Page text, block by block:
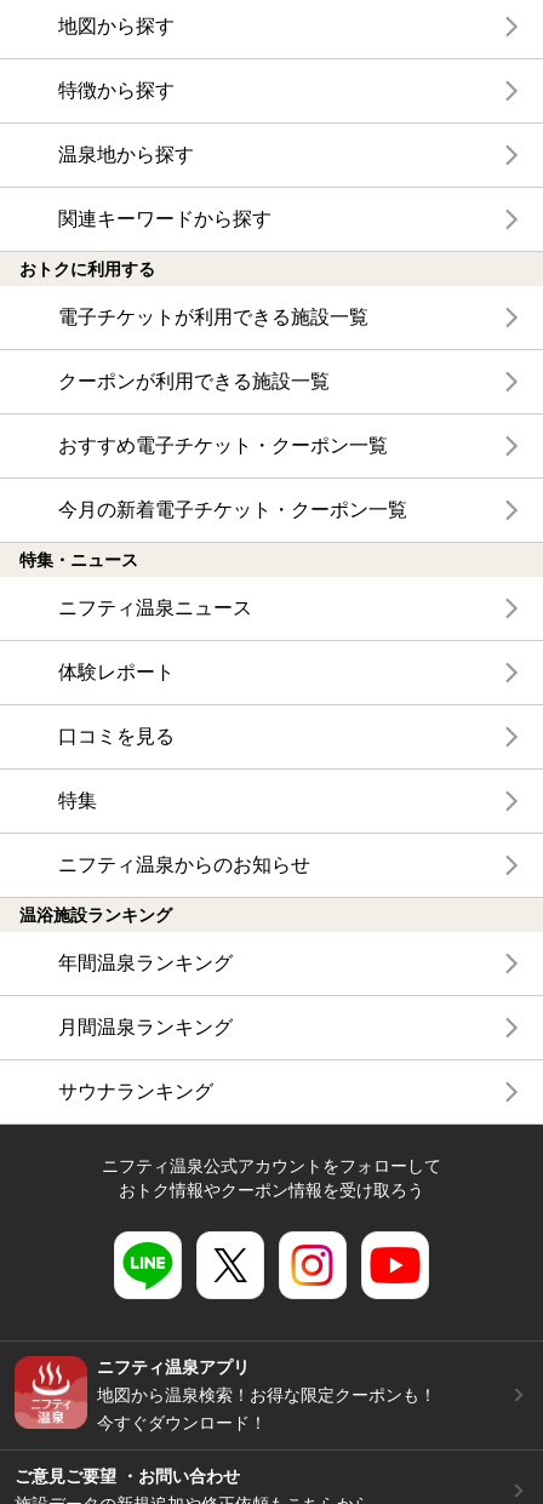
地図から探す
特徴から探す
温泉地から探す
関連キーワードから探す
おトクに利用する
電子チケットが利用できる施設一覧
クーポンが利用できる施設一覧
おすすめ電子チケット・クーポン一覧
今月の新着電子チケット・クーポン一覧
特集・ニュース
ニフティ温泉ニュース
体験レポート
口コミを見る
特集
ニフティ温泉からのお知らせ
温浴施設ランキング
年間温泉ランキング
月間温泉ランキング
サウナランキング
ニフティ温泉公式アカウントをフォローして
おトク情報やクーポン情報を受け取ろう
ニフティ温泉アプリ
地図から温泉検索！お得な限定クーポンも！
今すぐダウンロード！
ご意見ご要望 ・お問い合わせ